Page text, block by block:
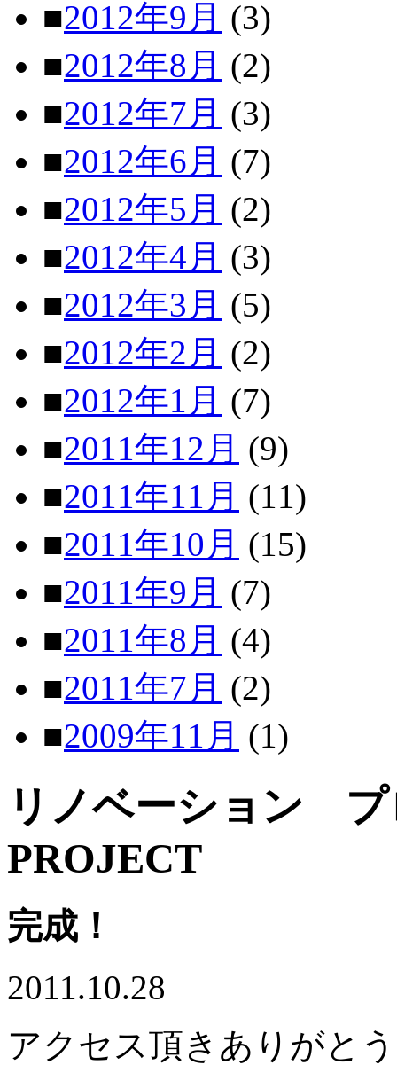
■2012年9月 (3)
■2012年8月 (2)
■2012年7月 (3)
■2012年6月 (7)
■2012年5月 (2)
■2012年4月 (3)
■2012年3月 (5)
■2012年2月 (2)
■2012年1月 (7)
■2011年12月 (9)
■2011年11月 (11)
■2011年10月 (15)
■2011年9月 (7)
■2011年8月 (4)
■2011年7月 (2)
■2009年11月 (1)
リノベーション
PROJECT
完成！
2011.10.28
アクセス頂きありがと